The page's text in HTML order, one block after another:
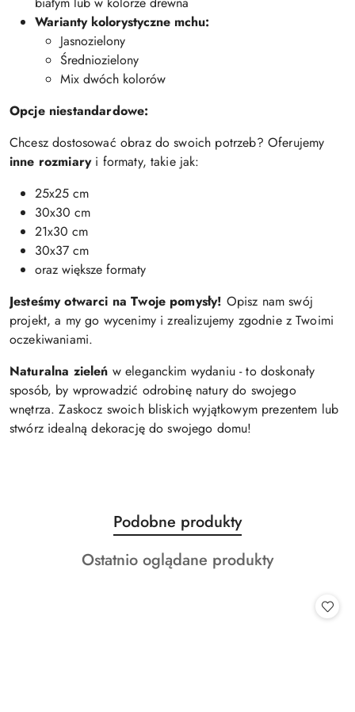
Warianty kolorystyczne mchu:
Jasnozielony
Średniozielony
Mix dwóch kolorów
Opcje niestandardowe:
Chcesz dostosować obraz do swoich potrzeb? Oferujemy
inne rozmiaryi formaty, takie jak:
25x25 cm
30x30 cm
21x30 cm
30x37 cm
oraz większe formaty
Jesteśmy otwarci na Twoje pomysły! Opisz nam swój
projekt, a my go wycenimy i zrealizujemy zgodnie z Twoimi
oczekiwaniami.
Naturalna zieleń w eleganckim wydaniu - to doskonały
sposób, by wprowadzić odrobinę natury do swojego
wnętrza. Zaskocz swoich bliskich wyjątkowym prezentem lub
stwórz idealną dekorację do swojego domu!
Pomiń karuzelę produktów
Produkty
o
statusie:
Podobne produkty
Produkty
Ostatnio oglądane produkty